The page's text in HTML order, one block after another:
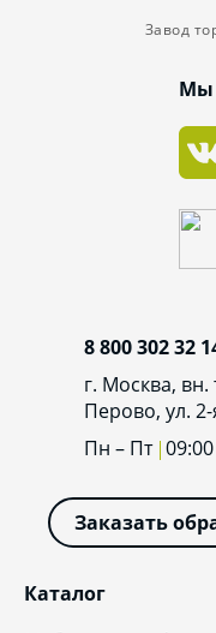
Завод
Мы
Каталог
8 800 302 32
г. Москва,
Перово, ул.
Пн – Пт
Заказать